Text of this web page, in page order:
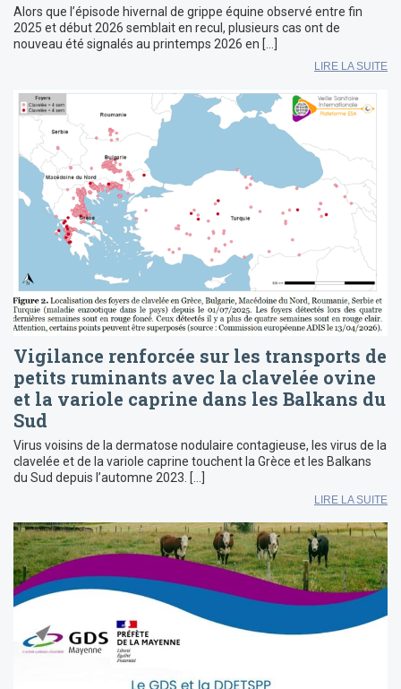
Alors que l’épisode hivernal de grippe équine observé entre fin
2025 et début 2026 semblait en recul, plusieurs cas ont de
nouveau été signalés au printemps 2026 en […]
LIRE LA SUITE
Vigilance renforcée sur les transports de
petits ruminants avec la clavelée ovine
et la variole caprine dans les Balkans du
Sud
Virus voisins de la dermatose nodulaire contagieuse, les virus de la
clavelée et de la variole caprine touchent la Grèce et les Balkans
du Sud depuis l’automne 2023. […]
LIRE LA SUITE